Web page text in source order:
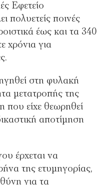
Εφετείο
πολυετείς ποινές
έως και τα 340
χρόνια για
στη φυλακή
μετατροπής της
που είχε θεωρηθεί
αποτίμηση
έρχεται να
της ετυμηγορίας,
για τα